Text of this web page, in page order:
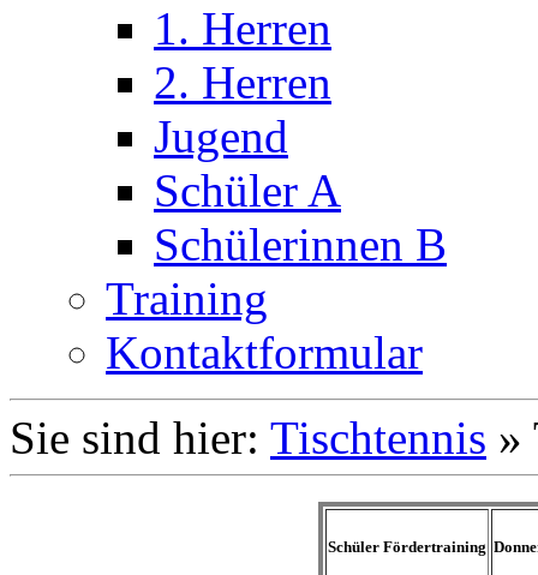
1. Herren
2. Herren
Jugend
Schüler A
Schülerinnen B
Training
Kontaktformular
Sie sind hier: Tischtennis »
Schüler Fördertraining